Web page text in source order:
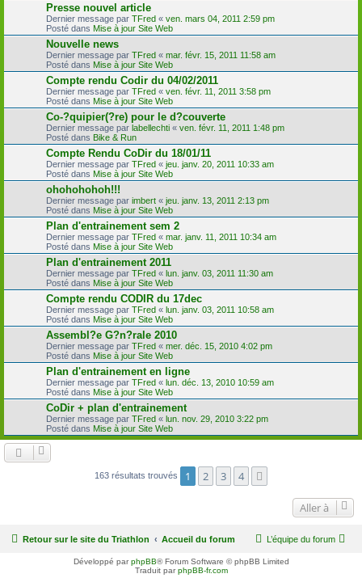
Presse nouvel article
Dernier message par TFred « ven. mars 04, 2011 2:59 pm
Posté dans Mise à jour Site Web
Nouvelle news
Dernier message par TFred « mar. févr. 15, 2011 11:58 am
Posté dans Mise à jour Site Web
Compte rendu Codir du 04/02/2011
Dernier message par TFred « ven. févr. 11, 2011 3:58 pm
Posté dans Mise à jour Site Web
Co-?quipier(?re) pour le d?couverte
Dernier message par labellechti « ven. févr. 11, 2011 1:48 pm
Posté dans Bike & Run
Compte Rendu CoDir du 18/01/11
Dernier message par TFred « jeu. janv. 20, 2011 10:33 am
Posté dans Mise à jour Site Web
ohohohohoh!!!
Dernier message par imbert « jeu. janv. 13, 2011 2:13 pm
Posté dans Mise à jour Site Web
Plan d'entrainement sem 2
Dernier message par TFred « mar. janv. 11, 2011 10:34 am
Posté dans Mise à jour Site Web
Plan d'entrainement 2011
Dernier message par TFred « lun. janv. 03, 2011 11:30 am
Posté dans Mise à jour Site Web
Compte rendu CODIR du 17dec
Dernier message par TFred « lun. janv. 03, 2011 10:58 am
Posté dans Mise à jour Site Web
Assembl?e G?n?rale 2010
Dernier message par TFred « mer. déc. 15, 2010 4:02 pm
Posté dans Mise à jour Site Web
Plan d'entrainement en ligne
Dernier message par TFred « lun. déc. 13, 2010 10:59 am
Posté dans Mise à jour Site Web
CoDir + plan d'entrainement
Dernier message par TFred « lun. nov. 29, 2010 3:22 pm
Posté dans Mise à jour Site Web
163 résultats trouvés 1 2 3 4
Aller à
Retour sur le site du Triathlon Accueil du forum L’équipe du forum
Développé parphpBB® Forum Software © phpBB Limited
Traduit parphpBB-fr.com